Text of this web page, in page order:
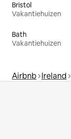
Bristol
Vakantiehuizen
Bath
Vakantiehuizen
Airbnb Ireland